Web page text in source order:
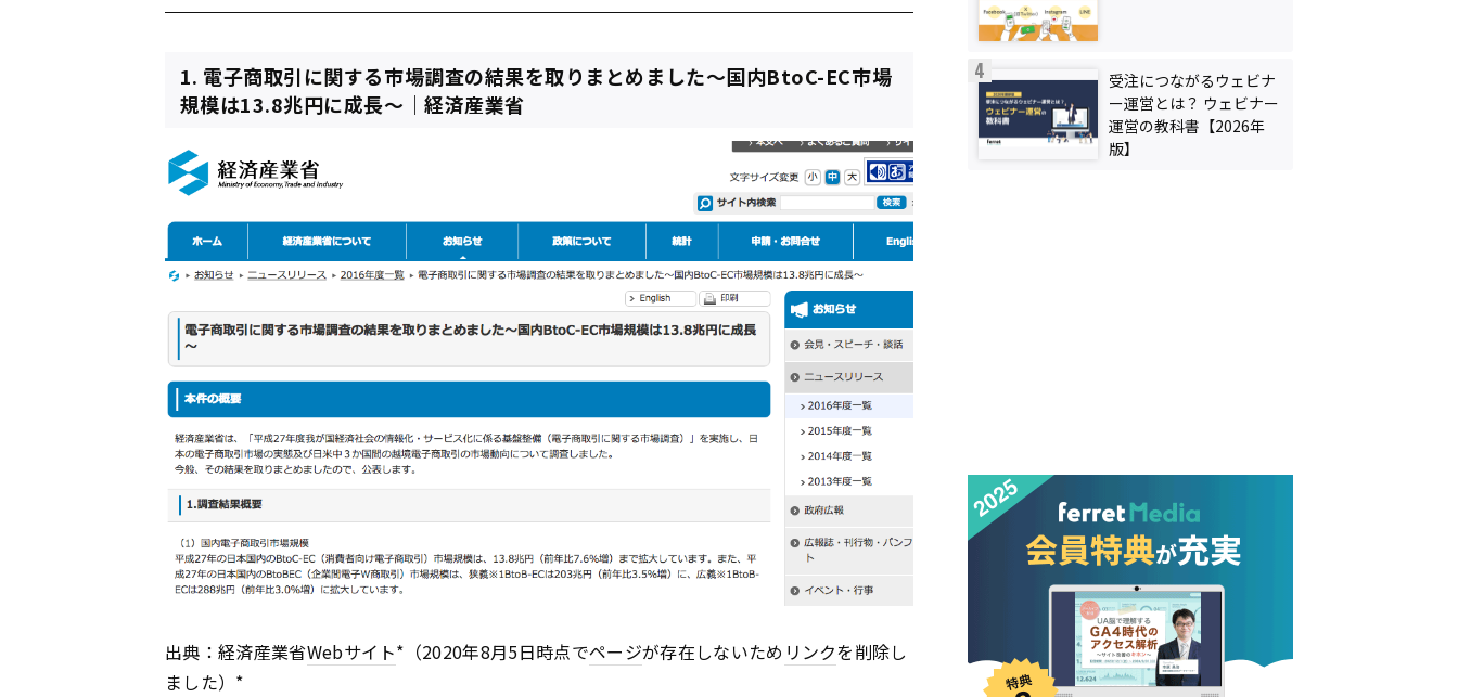
1. 電子商取引に関する市場調査の結果を取りまとめました～国内BtoC-EC市場
規模は13.8兆円に成長～｜経済産業省
出典：経済産業省Webサイト*（2020年8月5日時点でページが存在しないため リンクを削除し
ました）*
受注につながるウェビナ
ー運営とは？ ウェビナー
運営の教科書【2026年
版】